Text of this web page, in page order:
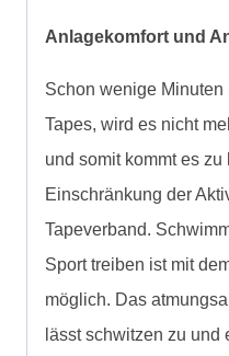
Anlagekomfort und
Schon wenige
Tapes, wird es nicht
und somit kommt es
Einschränkung der
Tapeverband.
Sport treiben ist mit
möglich. Das
lässt schwitzen zu und